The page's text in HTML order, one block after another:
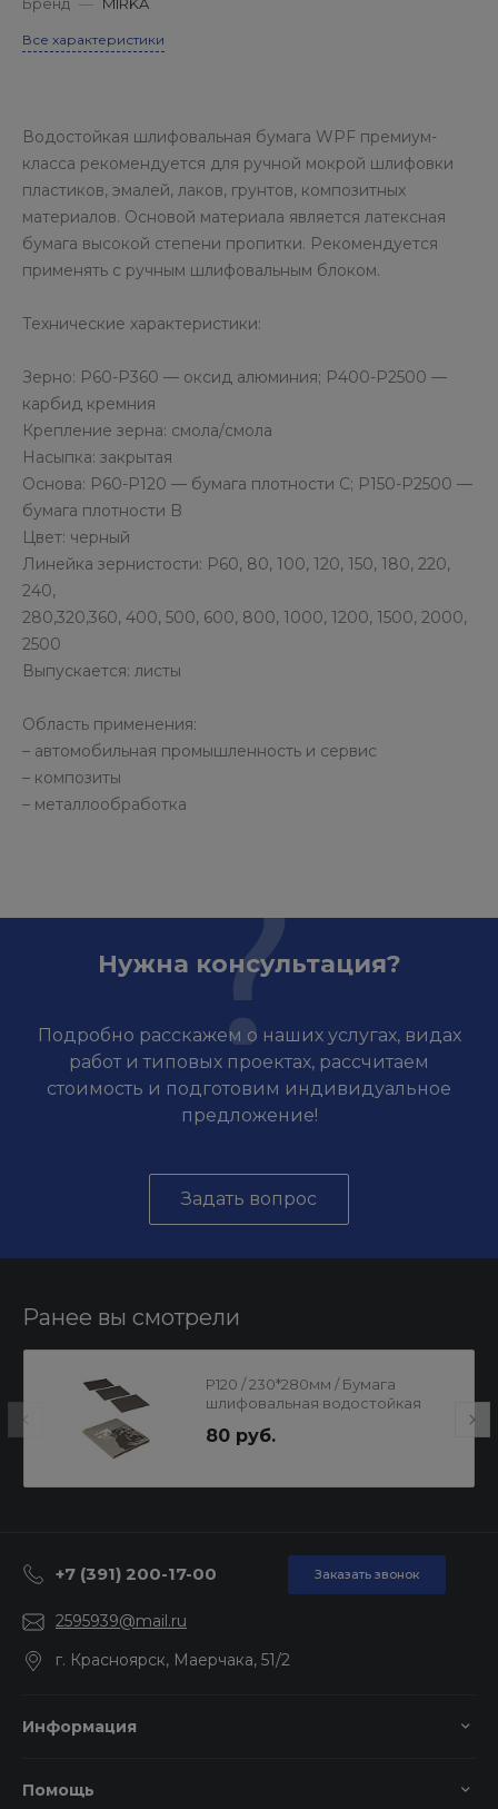
Все характеристики
Водостойкая шлифовальная бумага WPF премиум-
класса рекомендуется для ручной мокрой шлифовки
пластиков, эмалей, лаков, грунтов, композитных
материалов. Основой материала является латексная
бумага высокой степени пропитки. Рекомендуется
применять с ручным шлифовальным блоком.
Технические характеристики:
Зерно: P60-P360 — оксид алюминия; P400-P2500 —
карбид кремния
Крепление зерна: смола/смола
Насыпка: закрытая
Основа: P60-P120 — бумага плотности C; P150-P2500 —
бумага плотности B
Цвет: черный
Линейка зернистости: P60, 80, 100, 120, 150, 180, 220,
240,
280,320,360, 400, 500, 600, 800, 1000, 1200, 1500, 2000,
2500
Выпускается: листы
Область применения:
– автомобильная промышленность и сервис
– композиты
– металлообработка
Нужна консультация?
Подробно расскажем о наших услугах, видах
работ и типовых проектах, рассчитаем
стоимость и подготовим индивидуальное
предложение!
Задать вопрос
Ранее вы смотрели
Р120 / 230*280мм / Бумага
шлифовальная водостойкая
80 руб.
+7 (391) 200-17-00 Заказать звонок
2595939@mail.ru
г. Красноярск, Маерчака, 51/2
Информация
Помощь